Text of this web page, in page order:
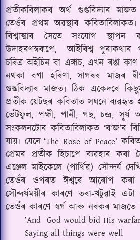
প্ৰতীকবিলাকৰ অৰ্থ গুপ্তবিদ্যাৰ
তেওঁৰ প্ৰথম অৱস্থাৰ
বিশ্বাত্মাৰ সৈতে সংযোগ স্থাপন
উদাহৰণস্বৰূপে,
আইৰিশ্ব পুৰাকথাৰ
চৰিত্ৰ অইচিন বা এঙ্গাচ, এখন ৰঙা
নথকা বগা হৰিণা,সাগৰৰ মাজৰ
গুপ্তবিদ্যাৰ মাজত৷ ঠিক একেদৰে
প্ৰতীক য়েটছৰ কবিতাত সঘনে ব্যৱহৃত
ভেঁটফুল,পক্ষী, পানী,গছ,চন্দ্ৰ,সূৰ্য
সংকলনটোৰ কবিতাবিলাকত ‘ৰ’জ’ৰ
যায়৷ যেনে-‘The Rose of Peace’
প্ৰেমৰ প্ৰতীক হিচাপে ব্যৱহাৰ কৰা
এঞ্জেল মাইকেলে (পাৰ্থিৱ) সৌন্দৰ্য
তেওঁৰ ওপৰত ঈশ্বৰে আৰোপ কৰা
সৌন্দৰ্যময়ীৰ কাৰণে তৰা-খটুৱাই
তেওঁৰ কাৰণে স্বৰ্গ আৰু নৰকৰ মাজতে
‘And God would bid His
Saying all things were well